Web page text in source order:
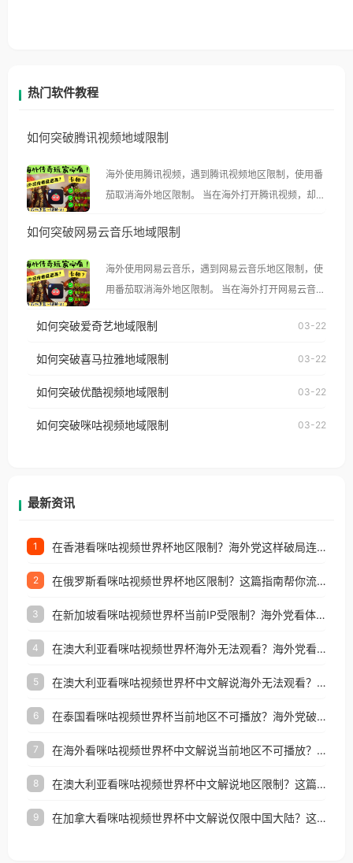
热门软件教程
如何突破腾讯视频地域限制
海外使用腾讯视频，遇到腾讯视频地区限制，使用番
茄取消海外地区限制。 当在海外打开腾讯视频，却突
示语。 海外用户如香港、澳门、台湾、美国、加拿
像其他音乐平台一样，出现地区及版权限制问题，且
仅能在中国大陆地区播放。 遇到这个问题的朋友们，
使用番茄回国加速器，即可解决「海外用户收听腾讯
台湾、美国、加拿大、澳大利亚、欧洲等国家和地区
权限制所困扰。
如何突破网易云音乐地域限制
海外使用网易云音乐，遇到网易云音乐地区限制，使
用番茄取消海外地区限制。 当在海外打开网易云音
播放”的提示语。 海外用户如香港、澳门、台湾、美
国、加拿大、澳大利亚、欧洲等国家和地区时，网易
制问题，且仅能在中国大陆地区播放。 遇到这个问题
户收听网易云音乐地区版权限制」的问题，无论人在
如何突破爱奇艺地域限制 03-22
如何突破喜马拉雅地域限制 03-22
如何突破优酷视频地域限制 03-22
如何突破咪咕视频地域限制 03-22
最新资讯
1 在香港看咪咕视频世界杯地区限制？海外党这样破局连看7天不卡顿！
2 在俄罗斯看咪咕视频世界杯地区限制？这篇指南帮你流畅看中文解说赛事
3 在新加坡看咪咕视频世界杯当前IP受限制？海外党看体育赛事的终极破局指南
4 在澳大利亚看咪咕视频世界杯海外无法观看？海外党看国内体育直播的终极解法
5 在澳大利亚看咪咕视频世界杯中文解说海外无法观看？这篇指南帮你搞定所有体育直播难题
6 在泰国看咪咕视频世界杯当前地区不可播放？海外党破局看中文解说赛事指南
7 在海外看咪咕视频世界杯中文解说当前地区不可播放？这篇指南帮你搞定所有体育赛事直播难题
8 在澳大利亚看咪咕视频世界杯中文解说地区限制？这篇指南帮你搞定海外观赛难题
9 在加拿大看咪咕视频世界杯中文解说仅限中国大陆？这篇指南帮你轻松解锁中文解说和赛事直播